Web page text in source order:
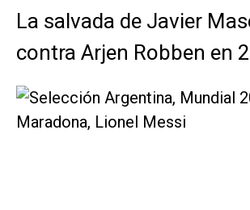
La salvada de Javier
contra Arjen Robben en